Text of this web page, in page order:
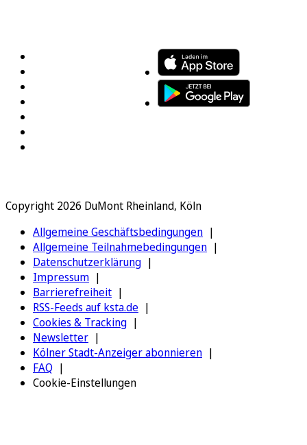
Copyright 2026 DuMont Rheinland, Köln
Allgemeine Geschäftsbedingungen
Allgemeine Teilnahmebedingungen
Datenschutzerklärung
Impressum
Barrierefreiheit
RSS-Feeds auf ksta.de
Cookies & Tracking
Newsletter
Kölner Stadt-Anzeiger abonnieren
FAQ
Cookie-Einstellungen